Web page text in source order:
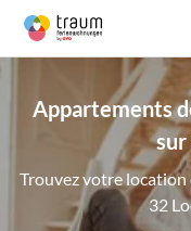
Appartements
Trouvez votre location
32